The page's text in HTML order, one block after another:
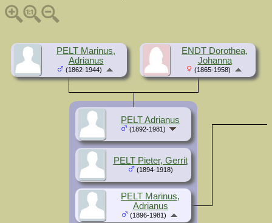
PELT Marinus,
Adrianus
(1862-1944)
ENDT Dorothea,
Johanna
(1865-1958)
PELT Adrianus
(1892-1981)
PELT Pieter, Gerrit
(1894-1918)
PELT Marinus,
Adrianus
(1896-1981)